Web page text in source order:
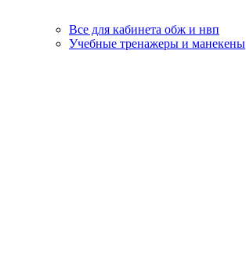
Все для кабинета обж и нвп
Учебные тренажеры и манекены